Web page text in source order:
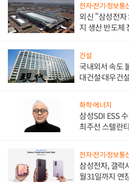
전자·전기·정보통
외신 "삼성전자
지 생산 반도체
건설
국내외서 속도
대건설·대우건
화학·에너지
삼성SDI ESS
최주선 스텔란
전자·전기·정보통
삼성전자, 갤럭
월31일까지 연